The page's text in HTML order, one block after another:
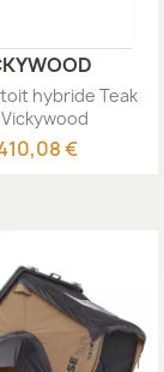
hybride Teak
Vickywood
€